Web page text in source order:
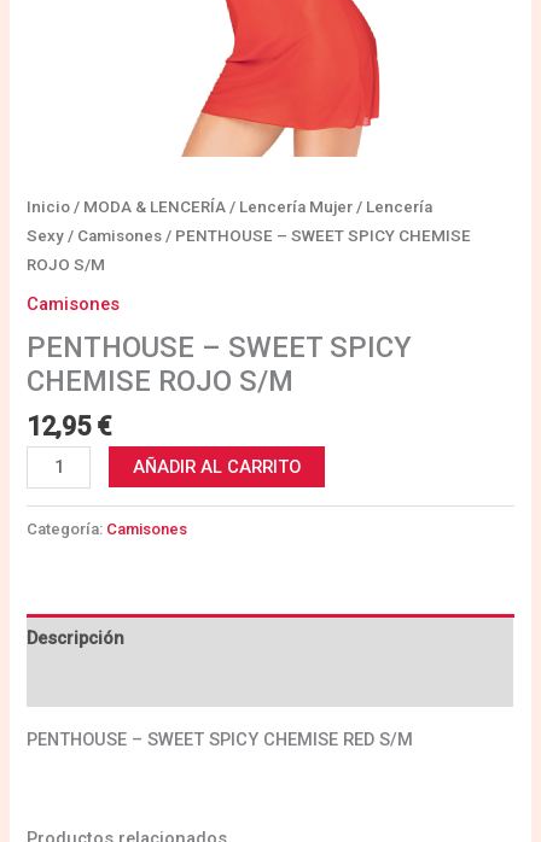
Inicio / MODA & LENCERÍA / Lencería Mujer / Lencería
Sexy / Camisones / PENTHOUSE – SWEET SPICY CHEMISE
ROJO S/M
Camisones
PENTHOUSE – SWEET SPICY
CHEMISE ROJO S/M
12,95 €
AÑADIR AL CARRITO
Categoría: Camisones
Descripción
PENTHOUSE – SWEET SPICY CHEMISE RED S/M